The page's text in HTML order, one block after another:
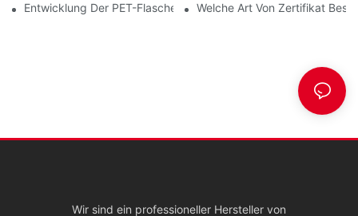
Entwicklung Der PET-Flaschenproduktion Für Kosmetika,
Welche Art Von Zertifikat
Wir sind ein professioneller Hersteller von